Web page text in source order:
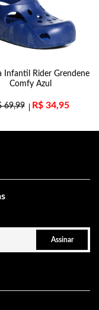
Infantil Rider Grendene
Comfy Azul
69,99 R$34,95
Assinar